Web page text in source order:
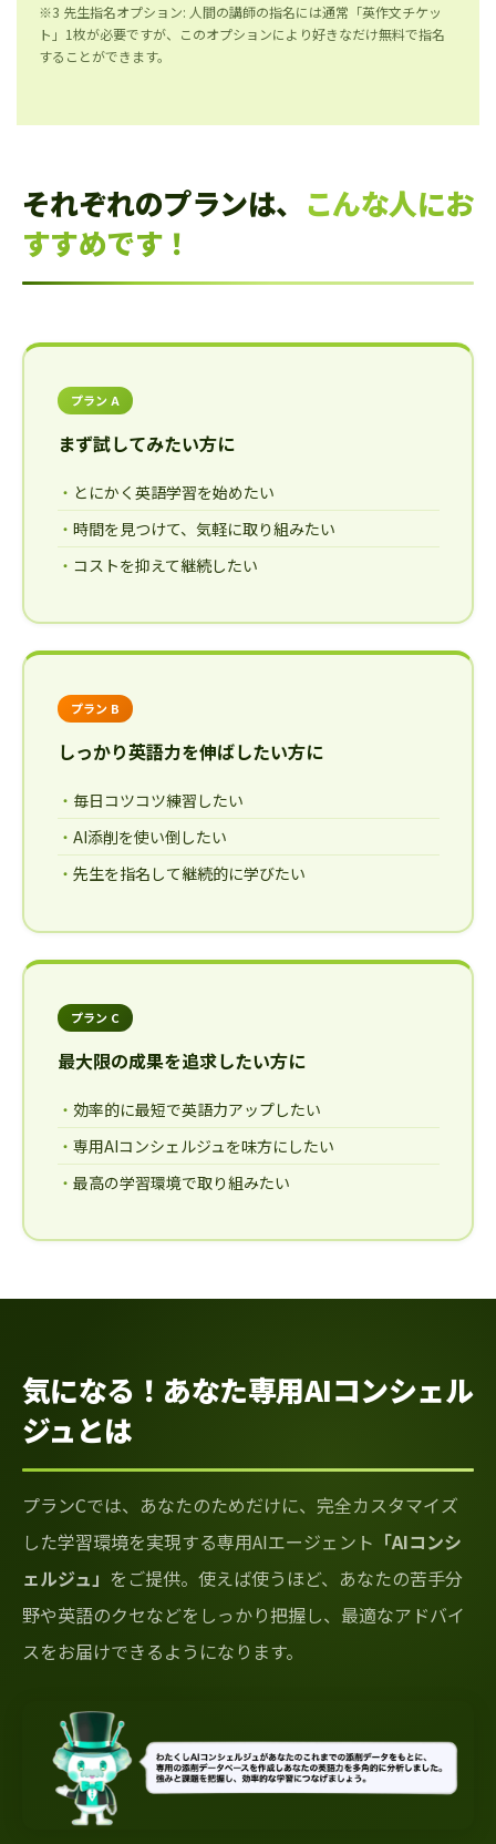
※3 先生指名オプション: 人間の講師の指名には通常「英作文チケッ
ト」1枚が必要ですが、このオプションにより好きなだけ無料で指名
することができます。
それぞれのプランは、 こんな人にお
すすめです！
プラン A
まず試してみたい方に
とにかく英語学習を始めたい
時間を見つけて、気軽に取り組みたい
コストを抑えて継続したい
プラン B
しっかり英語力を伸ばしたい方に
毎日コツコツ練習したい
AI添削を使い倒したい
先生を指名して継続的に学びたい
プラン C
最大限の成果を追求したい方に
効率的に最短で英語力アップしたい
専用AIコンシェルジュを味方にしたい
最高の学習環境で取り組みたい
気になる！あなた専用AIコンシェル
ジュとは
プランCでは、あなたのためだけに、完全カスタマイズ
した学習環境を実現する専用AIエージェント 「AIコンシ
ェルジュ」 をご提供。使えば使うほど、あなたの苦手分
野や英語のクセなどをしっかり把握し、最適なアドバイ
スをお届けできるようになります。